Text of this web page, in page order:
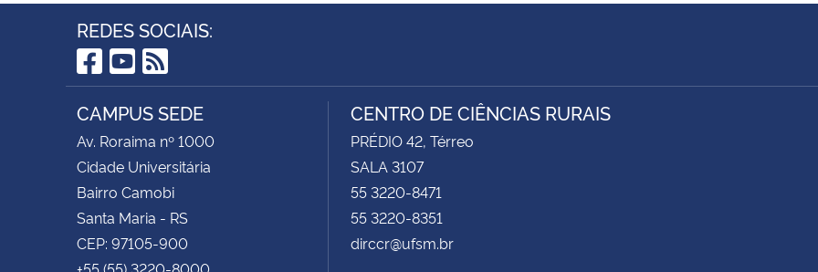
REDES SOCIAIS:
Facebook
YouTube
RSS
CAMPUS SEDE
Av. Roraima nº 1000
Cidade Universitária
Bairro Camobi
Santa Maria - RS
CEP: 97105-900
+55 (55) 3220-8000
CENTRO DE CIÊNCIAS RURAIS
PRÉDIO 42, Térreo
SALA 3107
55 3220-8471
55 3220-8351
dirccr@ufsm.br